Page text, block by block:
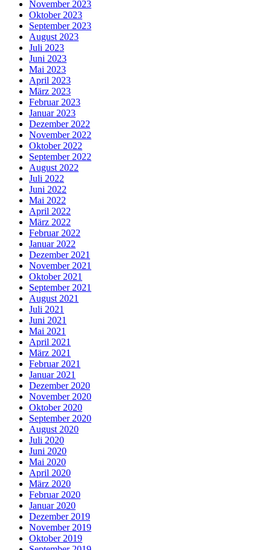
November 2023
Oktober 2023
September 2023
August 2023
Juli 2023
Juni 2023
Mai 2023
April 2023
März 2023
Februar 2023
Januar 2023
Dezember 2022
November 2022
Oktober 2022
September 2022
August 2022
Juli 2022
Juni 2022
Mai 2022
April 2022
März 2022
Februar 2022
Januar 2022
Dezember 2021
November 2021
Oktober 2021
September 2021
August 2021
Juli 2021
Juni 2021
Mai 2021
April 2021
März 2021
Februar 2021
Januar 2021
Dezember 2020
November 2020
Oktober 2020
September 2020
August 2020
Juli 2020
Juni 2020
Mai 2020
April 2020
März 2020
Februar 2020
Januar 2020
Dezember 2019
November 2019
Oktober 2019